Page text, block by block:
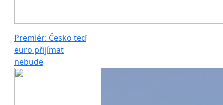
Premiér: Česko teď
euro přijímat
nebude